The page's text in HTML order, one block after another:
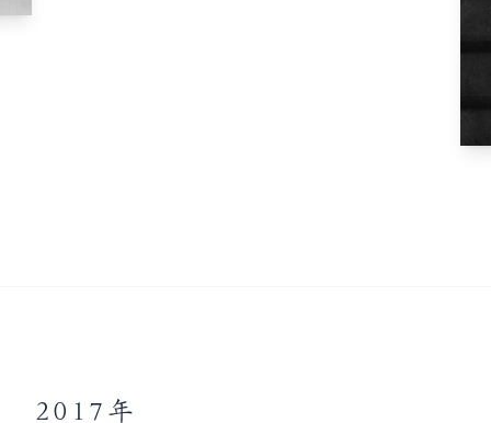
2017年